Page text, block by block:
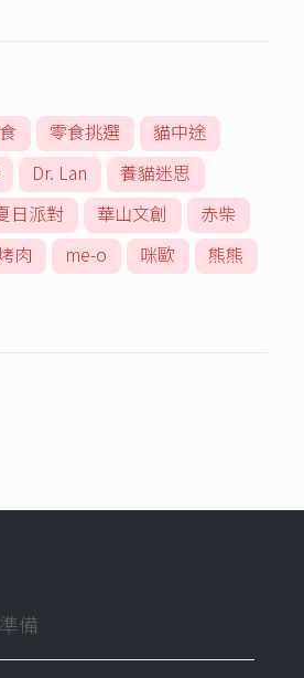
零食挑選
貓中途
Dr. Lan
養貓迷思
日派對 華山文創
赤柴
肉 me-o 咪歐
熊熊
備